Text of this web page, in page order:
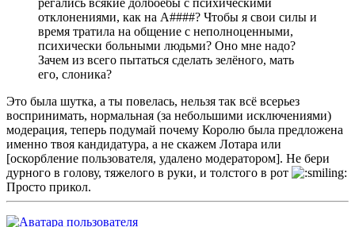
отклонениями, как на А####? Чтобы я свои силы и
время тратила на общение с неполноценными,
психически больными людьми? Оно мне надо?
Зачем из всего пытаться сделать зелёного, мать
его, слоника?
Это была шутка, а ты повелась, нельзя так всё всерьез
воспринимать, нормальная (за небольшими исключениями)
модерация, теперь подумай почему Королю была предложена
именно твоя кандидатура, а не скажем Лотара или
[оскорбление пользователя, удалено модератором]. Не бери
дурного в голову, тяжелого в руки, и толстого в рот
Просто прикол.